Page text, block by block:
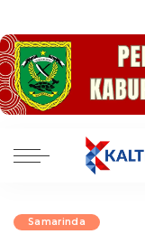
Samarinda